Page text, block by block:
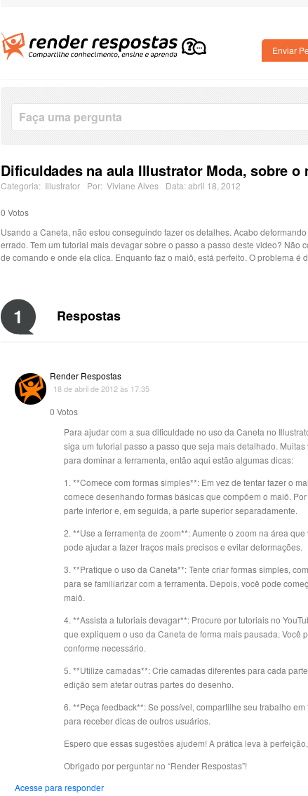
Enviar
Dificuldades na aula Illustrator Moda, sobre o
Categoria: Illustrator Por: Viviane Alves Data: abril 18, 2012
0 Votos
Usando a Caneta, não estou conseguindo fazer os detalhes. Acabo
errado. Tem um tutorial mais devagar sobre o passo a passo deste video? Não
de comando e onde ela clica. Enquanto faz o maiô, está perfeito. O problema é
1 Respostas
Render Respostas
18 de abril de 2012 às 17:35
0 Votos
Para ajudar com a sua dificuldade no uso da Caneta no
siga um tutorial passo a passo que seja mais detalhado.
para dominar a ferramenta, então aqui estão algumas dicas:
1. **Comece com formas simples**: Em vez de tentar fazer o
comece desenhando formas básicas que compõem o maiô.
parte inferior e, em seguida, a parte superior separadamente.
2. **Use a ferramenta de zoom**: Aumente o zoom na área
pode ajudar a fazer traços mais precisos e evitar deformações.
3. **Pratique o uso da Caneta**: Tente criar formas simples,
para se familiarizar com a ferramenta. Depois, você pode
maiô.
4. **Assista a tutoriais devagar**: Procure por tutoriais no
que expliquem o uso da Caneta de forma mais pausada. Você
conforme necessário.
5. **Utilize camadas**: Crie camadas diferentes para cada
edição sem afetar outras partes do desenho.
6. **Peça feedback**: Se possível, compartilhe seu trabalho
para receber dicas de outros usuários.
Espero que essas sugestões ajudem! A prática leva à
Obrigado por perguntar no “Render Respostas”!
Acesse para responder